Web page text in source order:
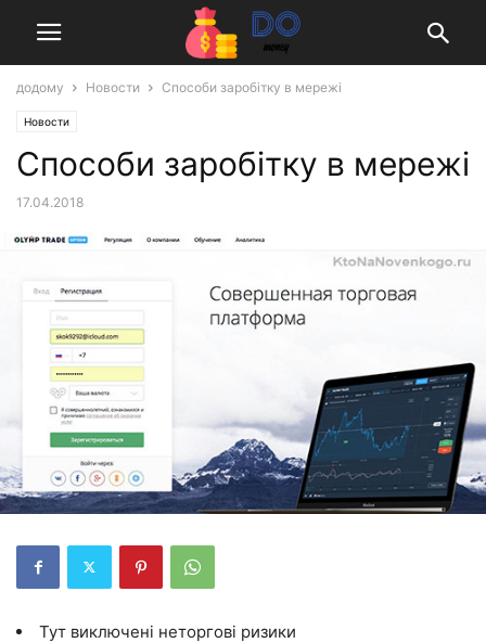
додому Новости Способи заробітку в мережі
Новости
Способи заробітку в мережі
17.04.2018
Тут виключені неторгові ризики